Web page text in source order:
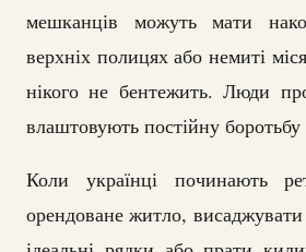
мешканців можуть мати
верхніх полицях або немиті
нікого не бентежить. Люди
влаштовують постійну
Коли українці починають
орендоване житло, висаджувати